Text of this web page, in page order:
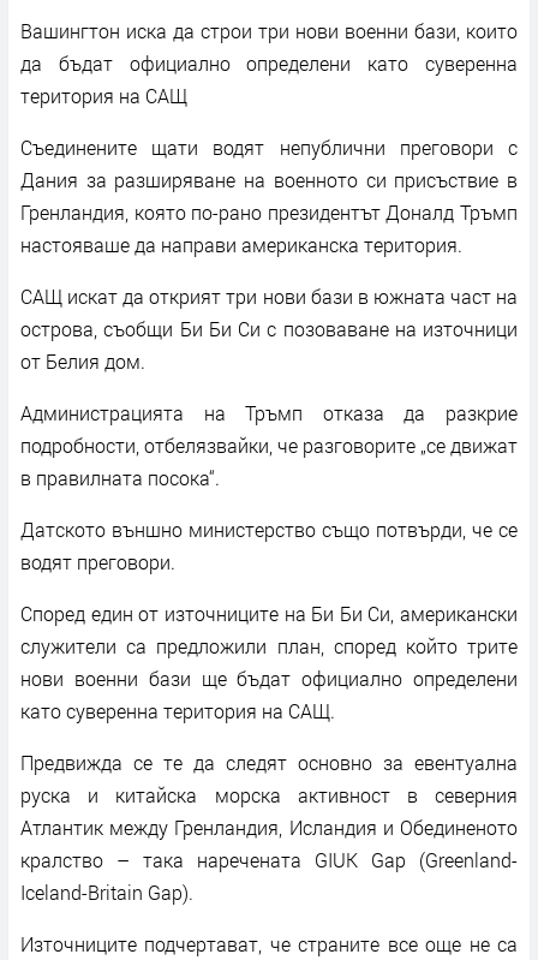
Вашингтон иска да строи три нови военни бази, които
да бъдат официално определени като суверенна
територия на САЩ
Съединените щати водят непублични преговори с
Дания за разширяване на военното си присъствие в
Гренландия, която по-рано президентът Доналд Тръмп
настояваше да направи американска територия.
САЩ искат да открият три нови бази в южната част на
острова, съобщи Би Би Си с позоваване на източници
от Белия дом.
Администрацията на Тръмп отказа да разкрие
подробности, отбелязвайки, че разговорите „се движат
в правилната посока“.
Датското външно министерство също потвърди, че се
водят преговори.
Според един от източниците на Би Би Си, американски
служители са предложили план, според който трите
нови военни бази ще бъдат официално определени
като суверенна територия на САЩ.
Предвижда се те да следят основно за евентуална
руска и китайска морска активност в северния
Атлантик между Гренландия, Исландия и Обединеното
кралство – така наречената GIUK Gap (Greenland-
Iceland-Britain Gap).
Източниците подчертават, че страните все още не са